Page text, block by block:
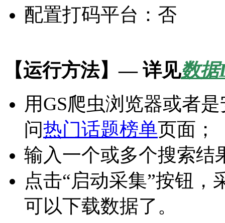
配置打码平台：否
【运行方法】— 详见数据
用GS爬虫浏览器或者
问热门话题榜单页面；
输入一个或多个搜索结
点击“启动采集”按钮，
可以下载数据了。